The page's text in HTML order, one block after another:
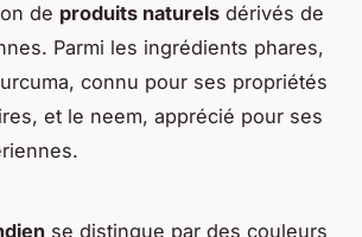
de produits naturels dérivés de
Parmi les ingrédients phares,
connu pour ses propriétés
et le neem, apprécié pour ses
se distingue par des couleurs